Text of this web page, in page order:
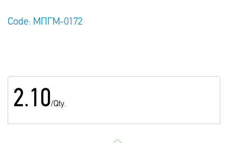
Code: ΜΠΓΜ-0172
2.10/Qty.